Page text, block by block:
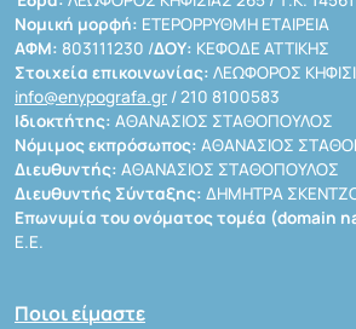
Νομική μορφή: ΕΤΕΡΟΡΡΥΘΜΗ ΕΤΑΙΡΕΙΑ
ΑΦΜ: 803111230 /ΔΟΥ: ΚΕΦΟΔΕ ΑΤΤΙΚΗΣ
Στοιχεία επικοινωνίας: ΛΕΩΦΟΡΟΣ
info@enypografa.gr / 210 8100583
Ιδιοκτήτης: ΑΘΑΝΑΣΙΟΣ ΣΤΑΘΟΠΟΥΛΟΣ
Νόμιμος εκπρόσωπος: ΑΘΑΝΑΣΙΟΣ
Διευθυντής: ΑΘΑΝΑΣΙΟΣ ΣΤΑΘΟΠΟΥΛΟΣ
Διευθυντής Σύνταξης: ΔΗΜΗΤΡΑ
Επωνυμία του ονόματος τομέα (domain
Ε.Ε.
Ποιοι είμαστε